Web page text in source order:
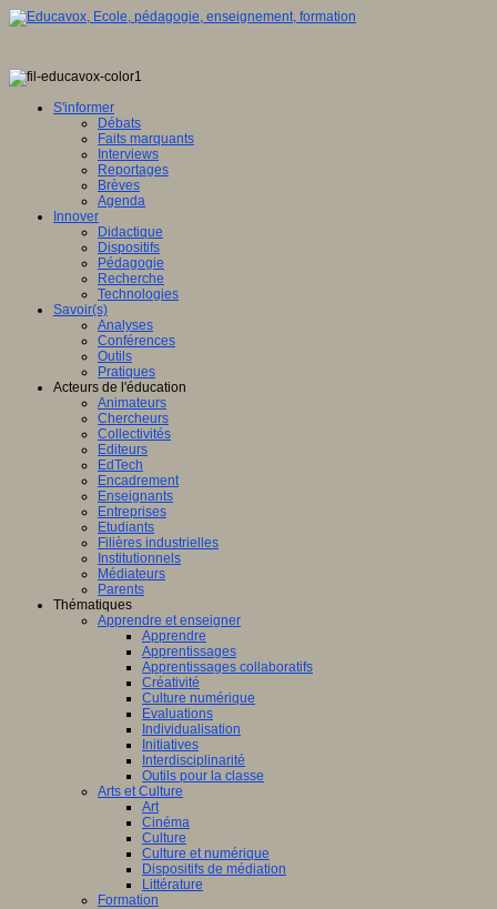
S'informer
Débats
Faits marquants
Interviews
Reportages
Brèves
Agenda
Innover
Didactique
Dispositifs
Pédagogie
Recherche
Technologies
Savoir(s)
Analyses
Conférences
Outils
Pratiques
Acteurs de l'éducation
Animateurs
Chercheurs
Collectivités
Editeurs
EdTech
Encadrement
Enseignants
Entreprises
Etudiants
Filières industrielles
Institutionnels
Médiateurs
Parents
Thématiques
Apprendre et enseigner
Apprendre
Apprentissages
Apprentissages collaboratifs
Créativité
Culture numérique
Evaluations
Individualisation
Initiatives
Interdisciplinarité
Outils pour la classe
Arts et Culture
Art
Cinéma
Culture
Culture et numérique
Dispositifs de médiation
Littérature
Formation